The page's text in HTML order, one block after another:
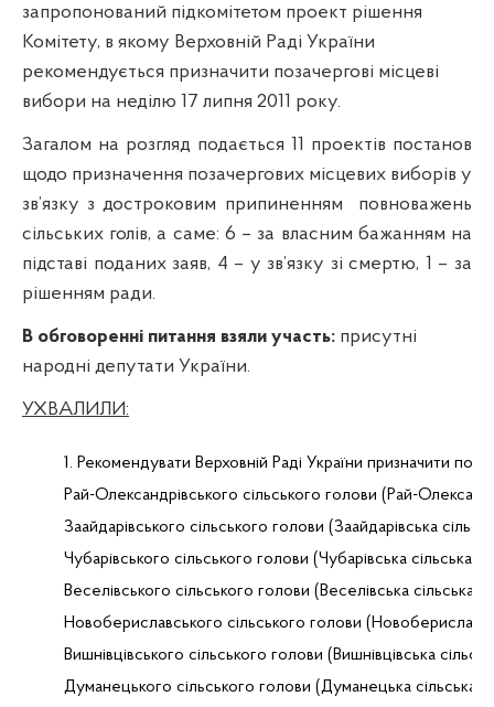
запропонований підкомітетом проект рішення
Комітету, в якому Верховній Раді України
рекомендується призначити позачергові місцеві
вибори на неділю 17 липня 2011 року.
Загалом на розгляд подається 11 проектів постанов
щодо призначення позачергових місцевих виборів у
зв’язку з достроковим припиненням
повноважень
сільських голів, а саме: 6 – за власним бажанням на
підставі поданих заяв, 4 – у зв’язку зі смертю, 1 – за
рішенням ради.
В обговоренні питання взяли участь: присутні
народні депутати України.
УХВАЛИЛИ:
1. Рекомендувати Верховній Раді України призначити
Рай-Олександрівського сільського голови (Рай-
Заайдарівського сільського голови (Заайдарівська
Чубарівського сільського голови (Чубарівська сільська
Веселівського сільського голови ( Веселівська сільська
Новобериславського сільського голови (
Вишнівцівського сільського голови ( Вишнівцівська
Думанецького сільського голови (Думанецька сільська